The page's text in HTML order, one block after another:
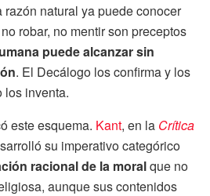
natural ya puede conocer
robar, no mentir son preceptos
puede alcanzar sin
. El Decálogo los confirma y los
los inventa.
este esquema. Kant, en la Crítica
su imperativo categórico
racional de la moralque no
aunque sus contenidos